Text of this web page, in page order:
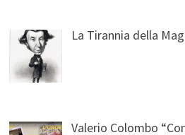
La Tirannia della
Valerio Colombo